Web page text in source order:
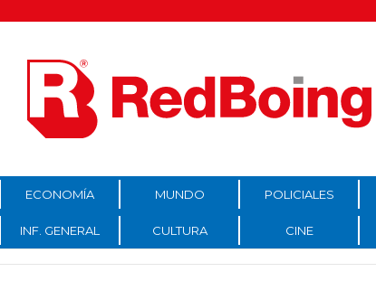
ECONOMÍA MUNDO POLICIALES
INF. GENERAL CULTURA CINE